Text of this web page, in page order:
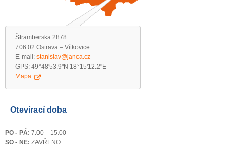
Štramberska 2878
706 02 Ostrava – Vítkovice
E-mail: stanislav@janca.cz
GPS: 49°48'53.9"N 18°15'12.2"E
Mapa
Otevírací doba
PO - PÁ: 7.00 – 15.00
SO - NE: ZAVŘENO